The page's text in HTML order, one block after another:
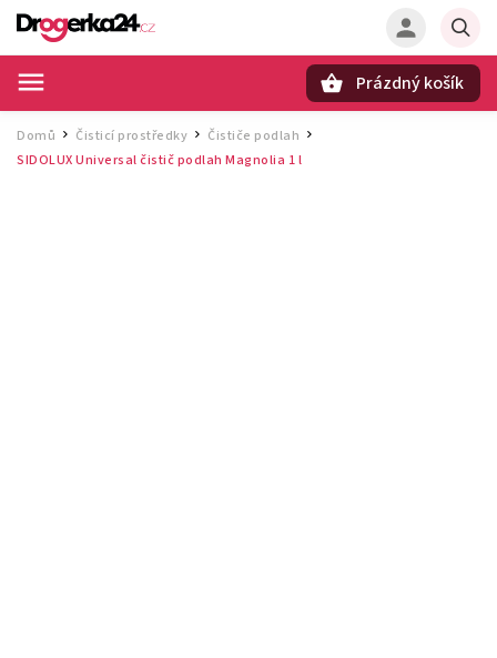
Prázdný košík
Domů / Čisticí prostředky / Čističe podlah /
SIDOLUX Universal čistič podlah Magnolia 1 l